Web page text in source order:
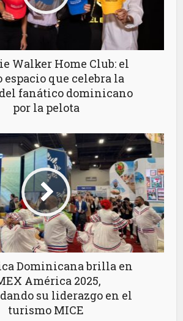
Walker Home Club: el
espacio que celebra la
fanático dominicano
por la pelota
Dominicana brilla en
América 2025,
su liderazgo en el
turismo MICE